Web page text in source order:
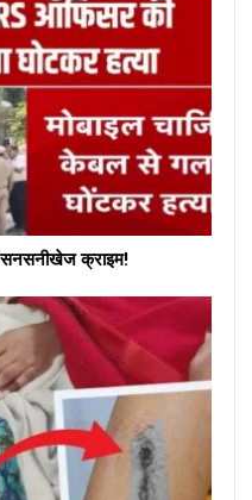
सनसनीखेज क्राइम!